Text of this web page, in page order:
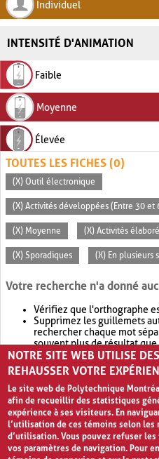
Individuel
INTENSITÉ D'ANIMATION
Faible
Moyenne
Élevée
TOUTES LES FICHES (0)
(X) Outil électronique
(X) Activités développées (Entre 30 et
(X) Moyenne (X) Activités
(X) Sporadiques (X) En plusieurs
Votre recherche n'a donné
Vérifiez que l'orthographe
Supprimez les guillemets
rechercher chaque mot
souvent plus de résultat que
Envisagez d'élargir votre
retournera souvent plus de
NOTRE SITE WEB UTILISE
REHAUSSER VOTRE
Le site web de Polytechnique
afin de recueillir des statistiques
expérience à ses visiteurs. En
l’utilisation de ces témoins selon
d’utilisation. Vous pouvez refuser
vos paramètres de navigation. Pour